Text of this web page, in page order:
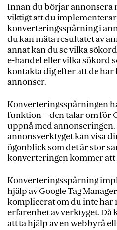
Innan du börjar annonsera
viktigt att du implementerar
konverteringsspårning i
du kan mäta resultatet av
annat kan du se vilka
e-handel eller vilka sökord
kontakta dig efter att de har
annonser.
Konverteringsspårningen
funktion – den talar om för
uppnå med annonseringen.
annonsverktyget kan visa
ögonblick som det är stor
konverteringen kommer att
Konverteringsspårning
hjälp av Google Tag
komplicerat om du inte har
erfarenhet av verktyget. Då
att ta hjälp av en webbyrå